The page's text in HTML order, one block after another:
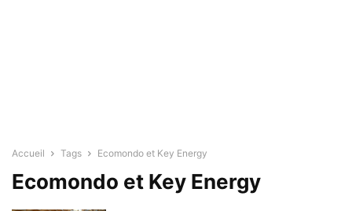
Accueil Tags Ecomondo et Key Energy
Ecomondo et Key Energy